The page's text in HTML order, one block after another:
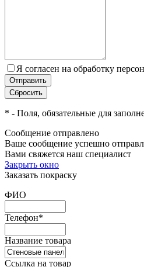
Я согласен на обработку
* - Поля, обязательные для
Сообщение отправлено
Ваше сообщение успешно
Вами свяжется наш специалист
Закрыть окно
Заказать покраску
ФИО
Телефон*
Название товара
Ссылка на товар